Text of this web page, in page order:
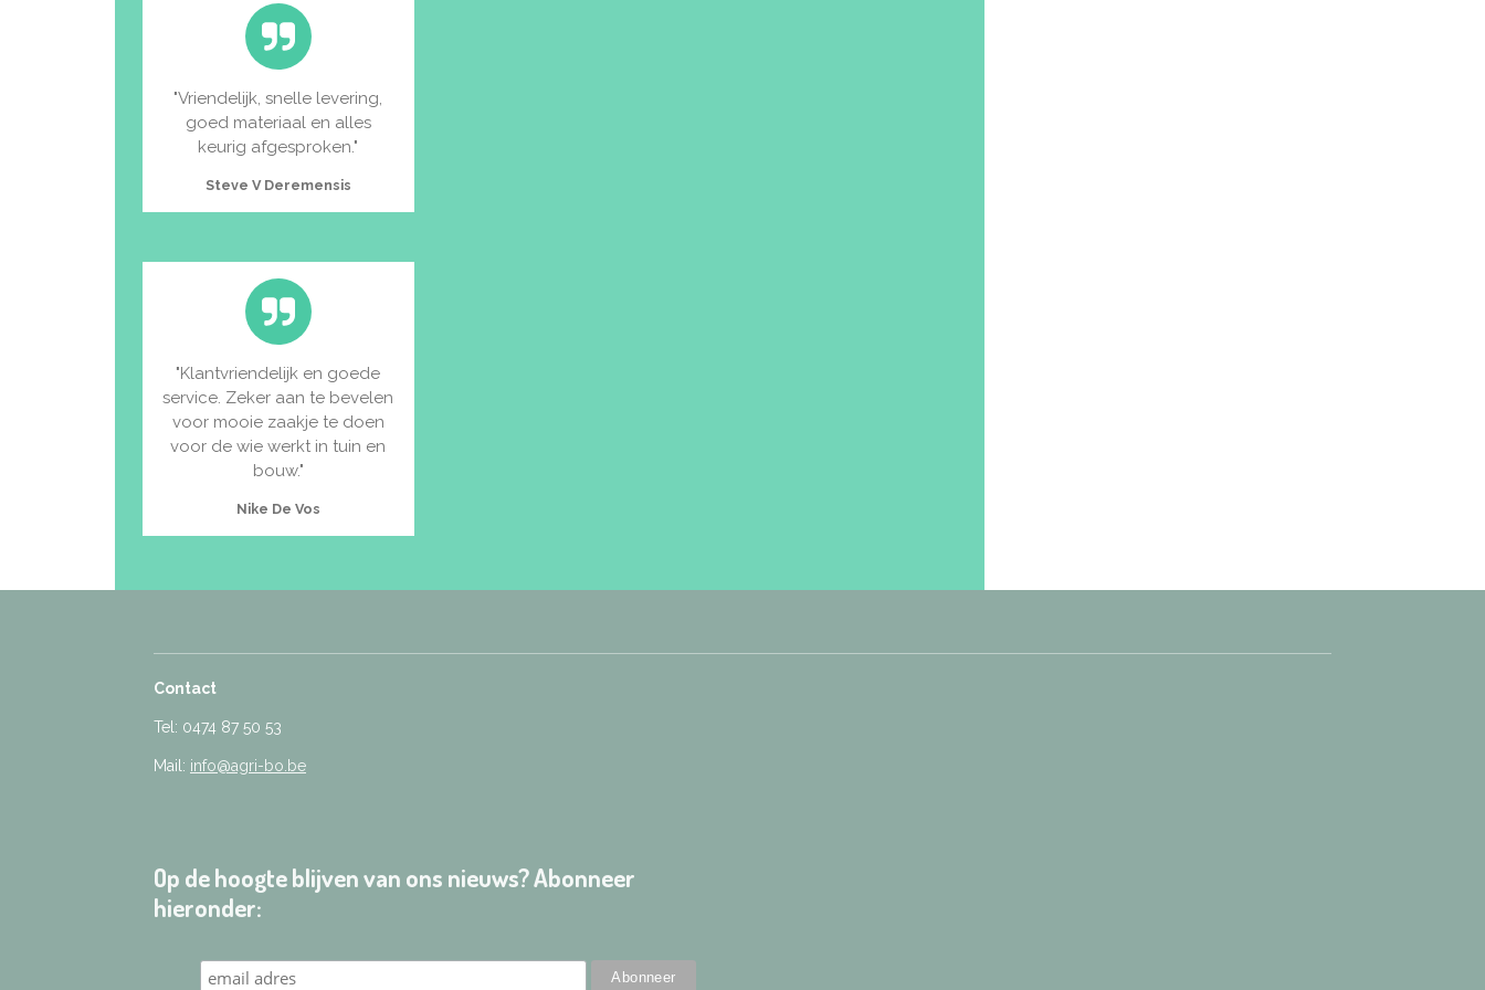
"Vriendelijk, snelle levering,
goed materiaal en alles
keurig afgesproken."
Steve V Deremensis
"Klantvriendelijk en goede
service. Zeker aan te bevelen
voor mooie zaakje te doen
voor de wie werkt in tuin en
bouw."
Nike De Vos
Contact
Tel: 0474 87 50 53
Mail: info@agri-bo.be
Op de hoogte blijven van ons nieuws? Abonneer
hieronder: